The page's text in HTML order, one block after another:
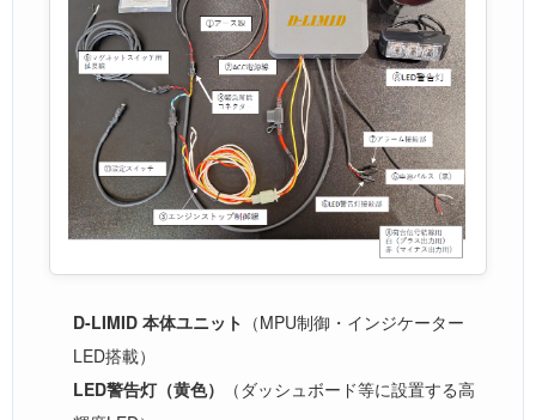
D-LIMID 本体ユニット （MPU制御・インジケーター
LED搭載）
LED警告灯（黄色）
（ダッシュボード等に設置する高